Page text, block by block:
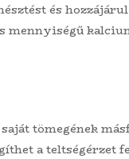
és
mennyiségű
tömegének
a teltségérzet